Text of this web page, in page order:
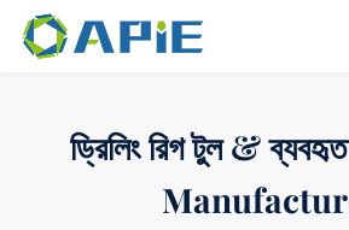
ড্রিলিং রিগ টুল & ব্যবহৃত